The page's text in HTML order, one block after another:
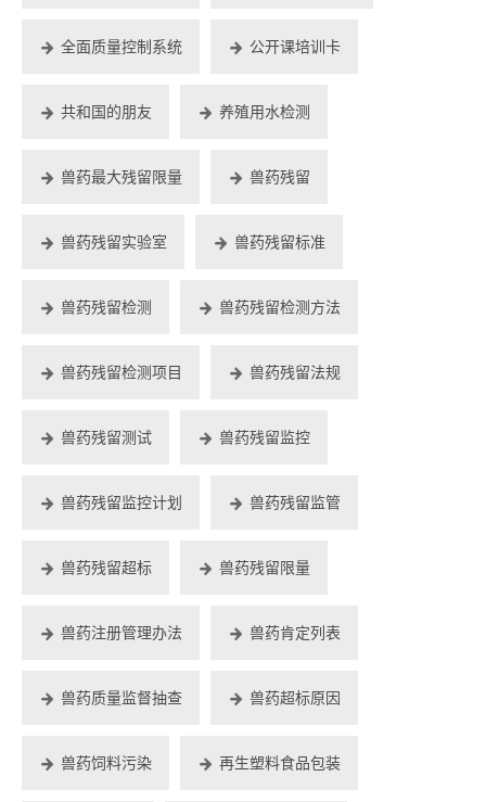
全面质量控制系统 公开课培训卡
共和国的朋友 养殖用水检测
兽药最大残留限量 兽药残留
兽药残留实验室 兽药残留标准
兽药残留检测 兽药残留检测方法
兽药残留检测项目 兽药残留法规
兽药残留测试 兽药残留监控
兽药残留监控计划 兽药残留监管
兽药残留超标 兽药残留限量
兽药注册管理办法 兽药肯定列表
兽药质量监督抽查 兽药超标原因
兽药饲料污染 再生塑料食品包装